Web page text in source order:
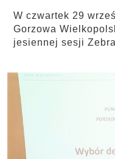
W czwartek 29
Gorzowa
jesiennej sesji